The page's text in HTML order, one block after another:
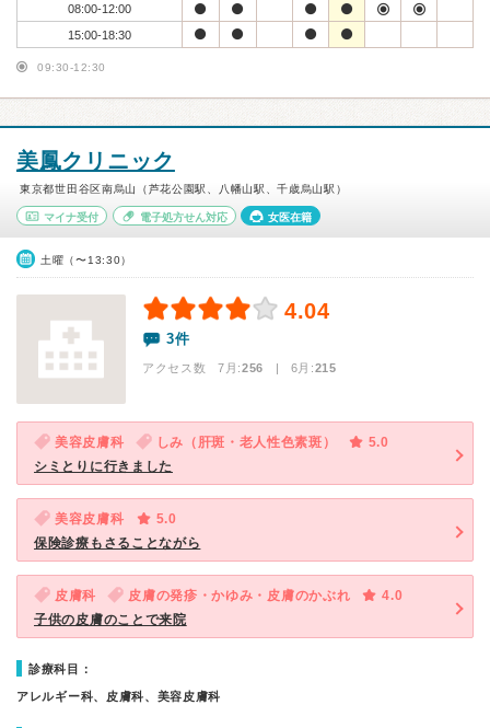
08:00-12:00
15:00-18:30
09:30-12:30
美鳳クリニック
東京都世田谷区南烏山（芦花公園駅、八幡山駅、千歳烏山駅）
マイナ受付 電子処方せん対応 女医在籍
土曜（〜13:30）
4.04
3件
アクセス数 7月:256 | 6月:215
美容皮膚科 しみ（肝斑・老人性色素斑）
5.0
シミとりに行きました
美容皮膚科
5.0
保険診療もさることながら
皮膚科 皮膚の発疹・かゆみ・皮膚のかぶれ
4.0
子供の皮膚のことで来院
診療科目：
アレルギー科、皮膚科、美容皮膚科